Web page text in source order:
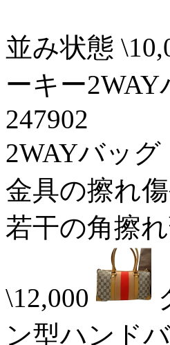
並み状態
ーキー
247902
2WAYバ
金具の擦れ
若干の角擦
\12,000
ン型ハンド